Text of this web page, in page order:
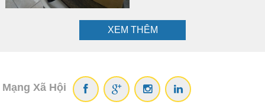
XEM THÊM
Mạng Xã Hội